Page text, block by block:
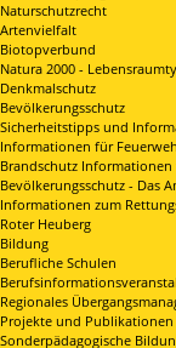
Naturschutzrecht
Artenvielfalt
Biotopverbund
Natura 2000 -
Denkmalschutz
Bevölkerungsschutz
Sicherheitstipps und
Informationen für
Brandschutz
Bevölkerungsschutz - Das
Informationen zum
Roter Heuberg
Bildung
Berufliche Schulen
Regionales
Projekte und Publikationen
Sonderpädagogische